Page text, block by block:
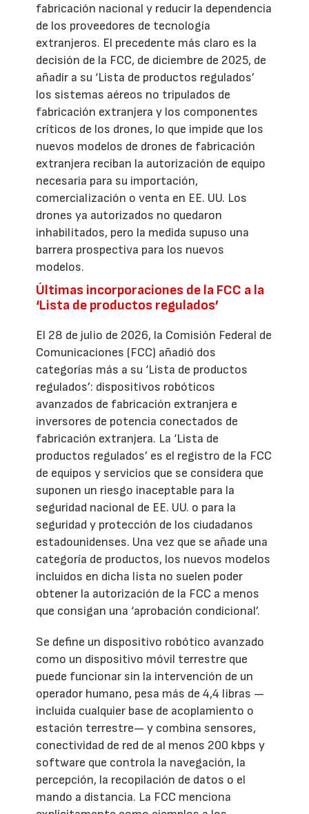
fabricación nacional y reducir la dependencia
de los proveedores de tecnología
extranjeros. El precedente más claro es la
decisión de la FCC, de diciembre de 2025, de
añadir a su ‘Lista de productos regulados’
los sistemas aéreos no tripulados de
fabricación extranjera y los componentes
críticos de los drones, lo que impide que los
nuevos modelos de drones de fabricación
extranjera reciban la autorización de equipo
necesaria para su importación,
comercialización o venta en EE. UU. Los
drones ya autorizados no quedaron
inhabilitados, pero la medida supuso una
barrera prospectiva para los nuevos
modelos.
Últimas incorporaciones de la FCC a la
‘Lista de productos regulados’
El 28 de julio de 2026, la Comisión Federal de
Comunicaciones (FCC) añadió dos
categorías más a su ‘Lista de productos
regulados’: dispositivos robóticos
avanzados de fabricación extranjera e
inversores de potencia conectados de
fabricación extranjera. La ‘Lista de
productos regulados’ es el registro de la FCC
de equipos y servicios que se considera que
suponen un riesgo inaceptable para la
seguridad nacional de EE. UU. o para la
seguridad y protección de los ciudadanos
estadounidenses. Una vez que se añade una
categoría de productos, los nuevos modelos
incluidos en dicha lista no suelen poder
obtener la autorización de la FCC a menos
que consigan una ‘aprobación condicional’.
Se define un dispositivo robótico avanzado
como un dispositivo móvil terrestre que
puede funcionar sin la intervención de un
operador humano, pesa más de 4,4 libras —
incluida cualquier base de acoplamiento o
estación terrestre— y combina sensores,
conectividad de red de al menos 200 kbps y
software que controla la navegación, la
percepción, la recopilación de datos o el
mando a distancia. La FCC menciona